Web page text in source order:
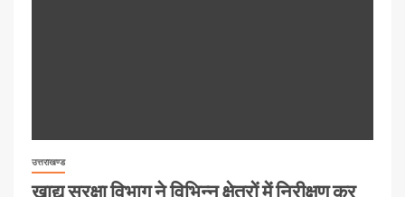
उत्तराखण्ड
खाद्य सुरक्षा विभाग ने विभिन्न क्षेत्रों में निरीक्षण कर